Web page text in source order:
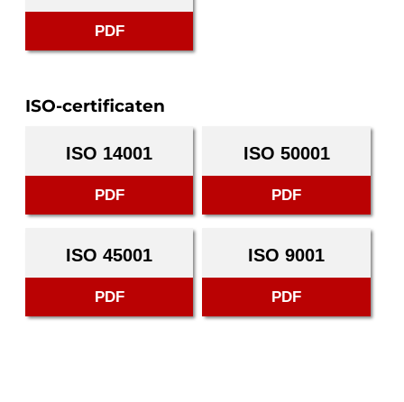
PDF
ISO-certificaten
ISO 14001
PDF
ISO 50001
PDF
ISO 45001
PDF
ISO 9001
PDF